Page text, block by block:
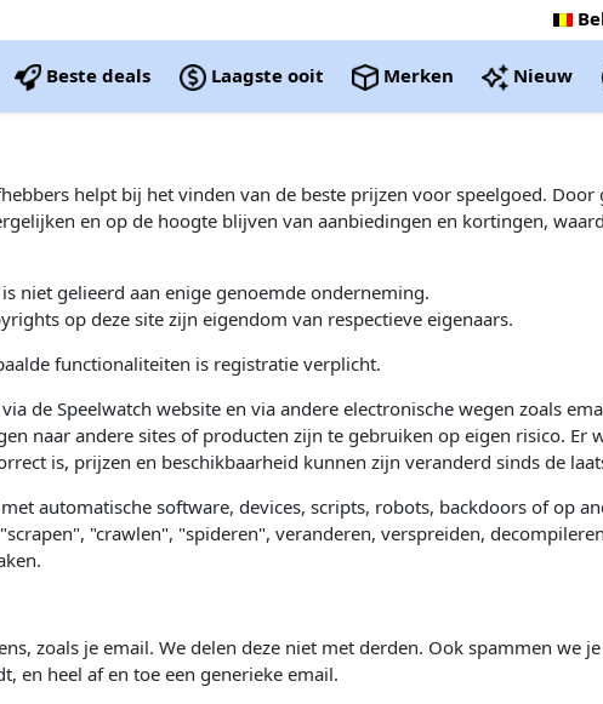
Beste deals Laagste ooit Merken Nieuw
helpt bij het vinden van de beste prijzen voor speelgoed. Door
en op de hoogte blijven van aanbiedingen en kortingen,
is niet gelieerd aan enige genoemde onderneming.
op deze site zijn eigendom van respectieve eigenaars.
functionaliteiten is registratie verplicht.
de Speelwatch website en via andere electronische wegen zoals
naar andere sites of producten zijn te gebruiken op eigen risico. Er
is, prijzen en beschikbaarheid kunnen zijn veranderd sinds de
automatische software, devices, scripts, robots, backdoors of op
"crawlen", "spideren", veranderen, verspreiden,
zoals je email. We delen deze niet met derden. Ook spammen we
en heel af en toe een generieke email.